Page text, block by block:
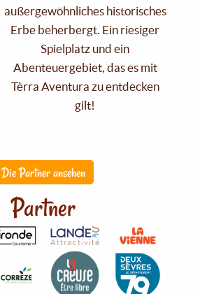
außergewöhnliches historisches
Erbe beherbergt. Ein riesiger
Spielplatz und ein
Abenteuergebiet, das es mit
Tèrra Aventura zu entdecken
gilt!
Die Partner ansehen
Partner